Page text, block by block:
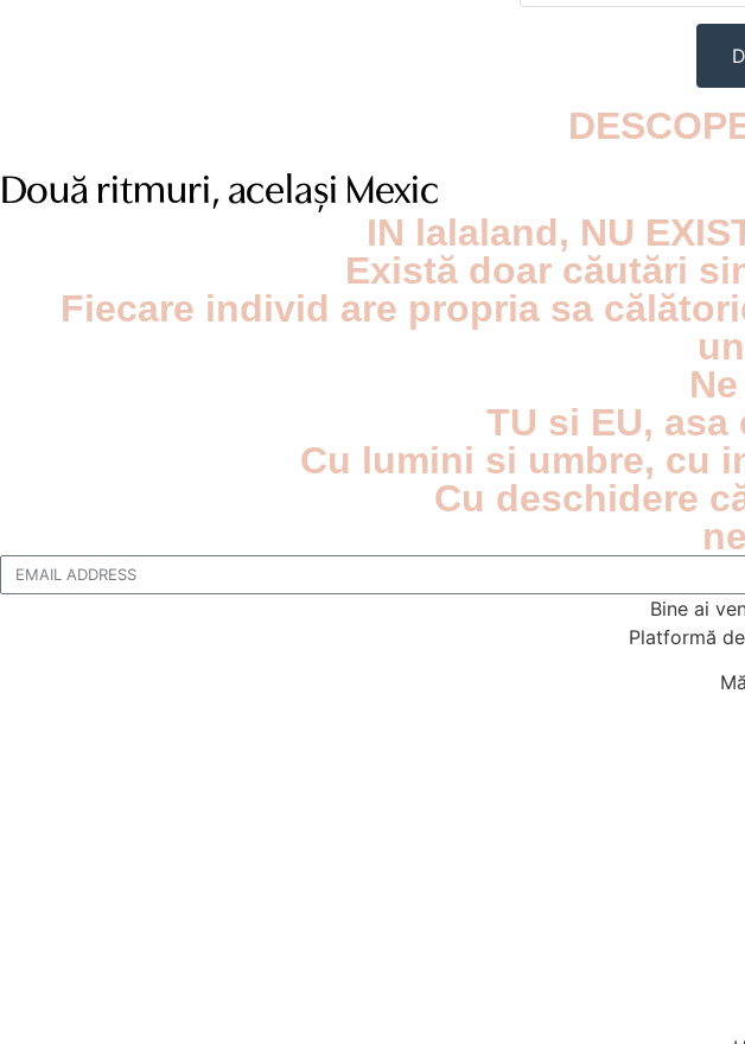
Două ritmuri, același Mexic
IN lalaland, NU
Există doar căutări
Fiecare individ are propria sa
TU si EU,
Cu lumini si umbre, cu
Cu deschidere
Bine ai
Platformă